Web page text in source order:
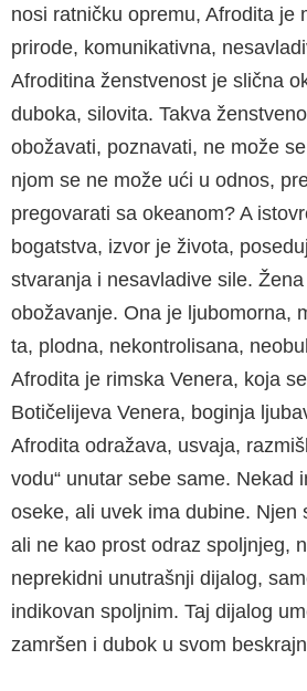
nosi ratničku opremu, Afrodita je
prirode, komunikativna,
Afroditina ženstvenost je slična
duboka, silovita. Takva
obožavati, poznava­ti, ne može
njom se ne može ući u odnos,
pregovarati sa okeanom? A
bogatstva, izvor je života,
stvara­nja i nesavladive sile.
oboža­vanje. Ona je ljubomorna,
ta, plodna, nekontrolisana,
Afrodita je rimska Venera, koja
Botičelijeva Venera, boginja
Afrodita odražava, usvaja,
vodu“ unutar sebe same. Nekad
oseke, ali uvek ima dubine. Njen
ali ne kao prost odraz spoljnjeg,
neprekidni unutrašnji dijalog,
indikovan spoljnim. Taj dijalog
zamršen i dubok u svom